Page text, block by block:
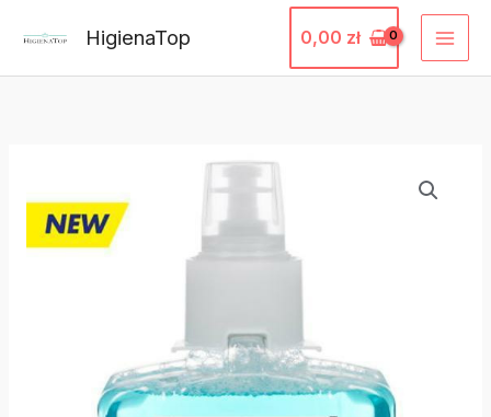
treści
HigienaTop 0,00 zł